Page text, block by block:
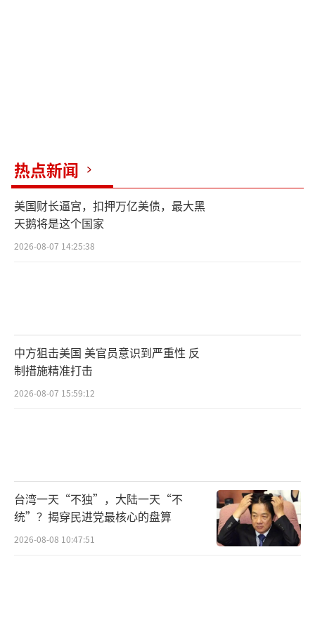
热点新闻
美国财长逼宫，扣押万亿美债，最大黑
天鹅将是这个国家
2026-08-07 14:25:38
中方狙击美国 美官员意识到严重性 反
制措施精准打击
2026-08-07 15:59:12
台湾一天“不独”，大陆一天“不
统”？揭穿民进党最核心的盘算
2026-08-08 10:47:51